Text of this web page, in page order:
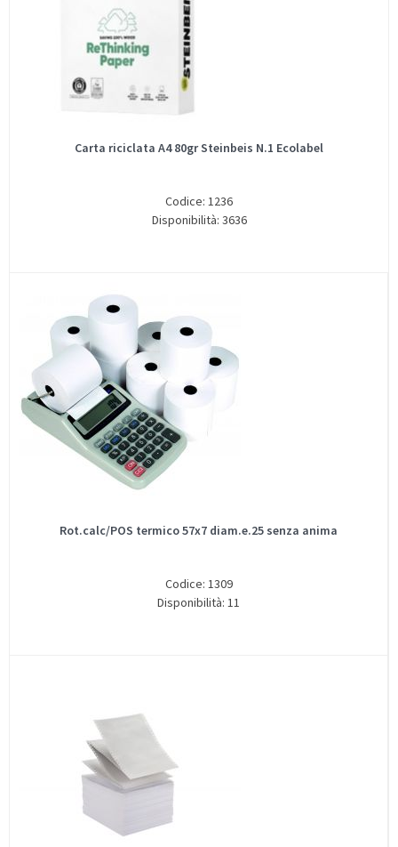
Carta riciclata A4 80gr Steinbeis N.1 Ecolabel
Codice: 1236
Disponibilità: 3636
Rot.calc/POS termico 57x7 diam.e.25 senza anima
Codice: 1309
Disponibilità: 11